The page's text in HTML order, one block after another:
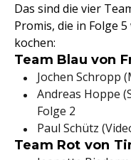
Das sind die vier
Promis, die in Folge
kochen:
Team Blau von
Jochen Schropp
Andreas Hoppe
Folge 2
Paul Schütz
Team Rot von